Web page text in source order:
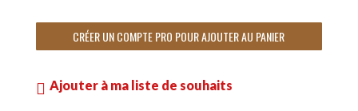
CRÉER UN COMPTE PRO POUR AJOUTER AU PANIER
Ajouter à ma liste de souhaits